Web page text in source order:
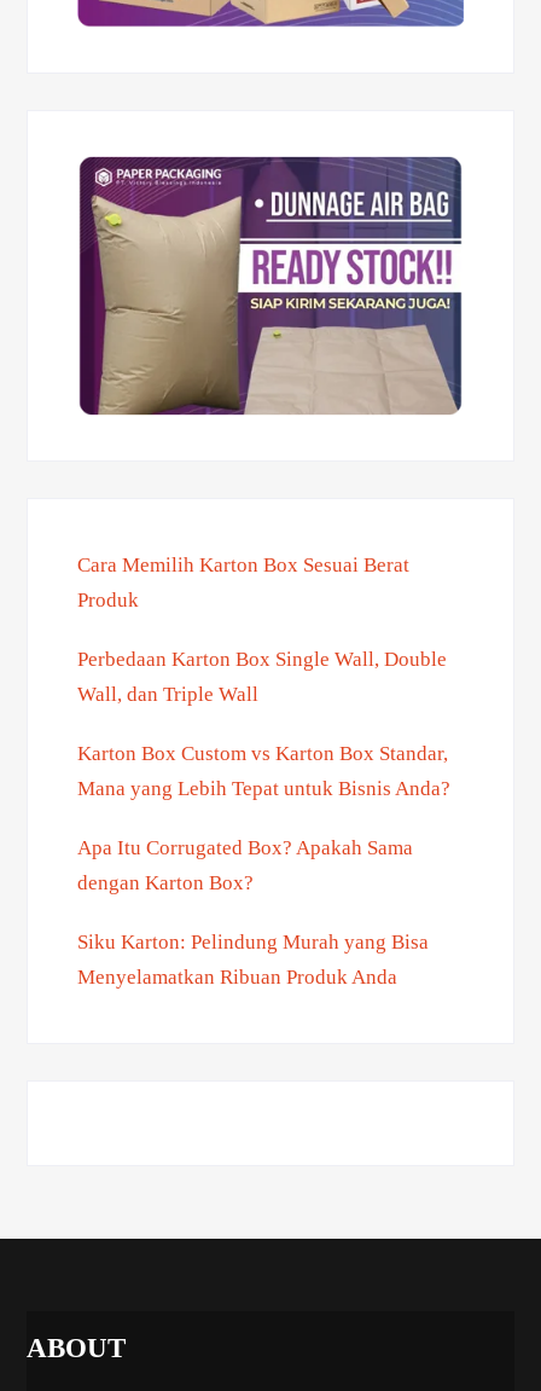
Cara Memilih Karton Box Sesuai Berat
Produk
Perbedaan Karton Box Single Wall, Double
Wall, dan Triple Wall
Karton Box Custom vs Karton Box Standar,
Mana yang Lebih Tepat untuk Bisnis Anda?
Apa Itu Corrugated Box? Apakah Sama
dengan Karton Box?
Siku Karton: Pelindung Murah yang Bisa
Menyelamatkan Ribuan Produk Anda
ABOUT